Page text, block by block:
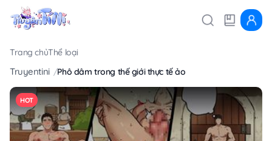
Trang chủThể loại
Truyentini Phô dâm trong thế giới thực tế ảo
HOT